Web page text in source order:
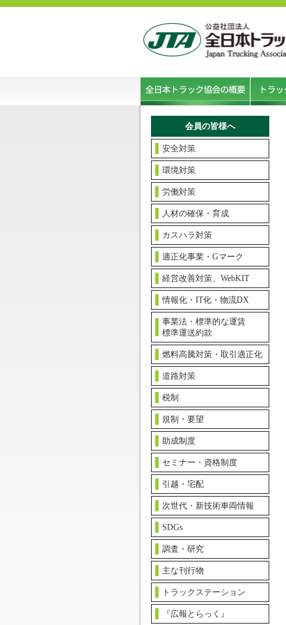
会員の皆様へ
安全対策
環境対策
労働対策
人材の確保・育成
カスハラ対策
適正化事業・Gマーク
経営改善対策、WebKIT
情報化・IT化・物流DX
事業法・標準的な運賃
標準運送約款
燃料高騰対策・取引適正化
道路対策
税制
規制・要望
助成制度
セミナー・資格制度
引越・宅配
次世代・新技術車両情報
SDGs
調査・研究
主な刊行物
トラックステーション
『広報とらっく』